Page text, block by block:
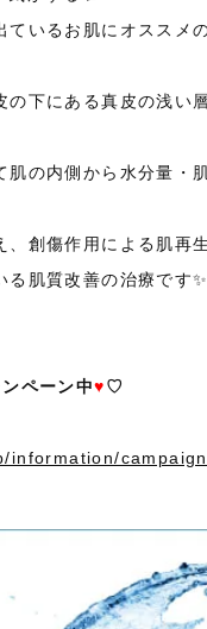
いるお肌にオススメ
の下にある真皮の浅い
の内側から水分量・
、創傷作用による肌再
肌質改善の治療です✨
ペーン中♥♡
information/